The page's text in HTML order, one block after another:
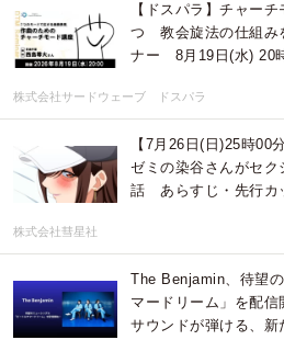
【ドスパラ】チャー
つ 教会旋法の仕組み
ナー 8月19日(水) 20
株式会社サードウェーブ ドスパラ
【7月26日(日)25時00
ゼミの染谷さんがセ
話 あらすじ・先行カ
株式会社彗星社
The Benjamin、待望
マードリーム」を配
サウンドが弾ける、新